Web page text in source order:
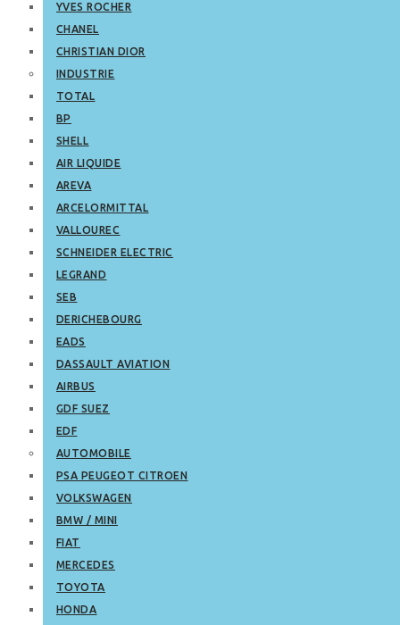
YVES ROCHER
CHANEL
CHRISTIAN DIOR
INDUSTRIE
TOTAL
BP
SHELL
AIR LIQUIDE
AREVA
ARCELORMITTAL
VALLOUREC
SCHNEIDER ELECTRIC
LEGRAND
SEB
DERICHEBOURG
EADS
DASSAULT AVIATION
AIRBUS
GDF SUEZ
EDF
AUTOMOBILE
PSA PEUGEOT CITROEN
VOLKSWAGEN
BMW / MINI
FIAT
MERCEDES
TOYOTA
HONDA